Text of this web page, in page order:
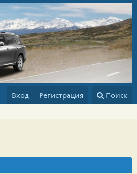
Вход Регистрация Поиск